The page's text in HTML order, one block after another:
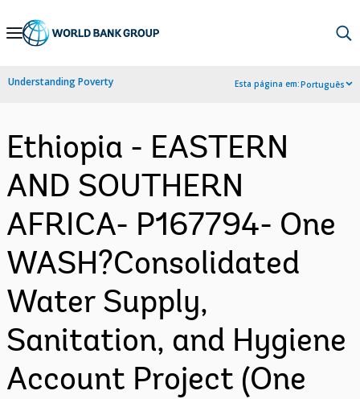
Skip
Navigation
Understanding Poverty Esta página em:Português
Ethiopia - EASTERN
AND SOUTHERN
AFRICA- P167794- One
WASH?Consolidated
Water Supply,
Sanitation, and Hygiene
Account Project (One